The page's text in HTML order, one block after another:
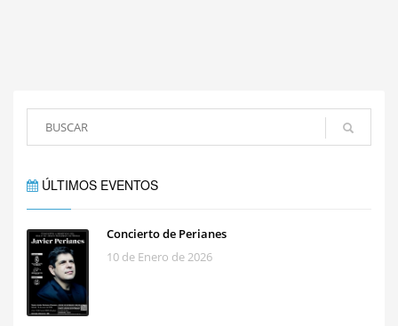
ÚLTIMOS EVENTOS
Concierto de Perianes
10 de Enero de 2026